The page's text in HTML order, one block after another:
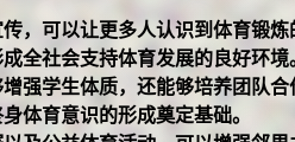
，可以让更多人认识到体育锻
全社会支持体育发展的良好环境
强学生体质，还能够培养团队
体育意识的形成奠定基础。